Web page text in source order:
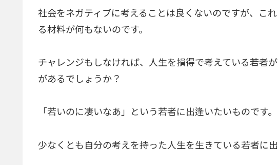
社会をネガティブに考えることは良くないのですが、こ
る材料が何もないのです。
チャレンジもしなければ、人生を損得で考えている若者
があるでしょうか？
「若いのに凄いなあ」という若者に出逢いたいものです。
少なくとも自分の考えを持った人生を生きている若者に出